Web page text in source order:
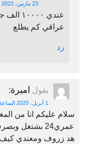
23 مارس، 2022 الساعة 11:17 ص
عندي
عراقي كم يطلع
رد
يقول اميرة:
1 أبريل، 2020 الساعة 6:45 ص
سلام عليكم انا من
عمري24
هد زروف ومعندي كيف